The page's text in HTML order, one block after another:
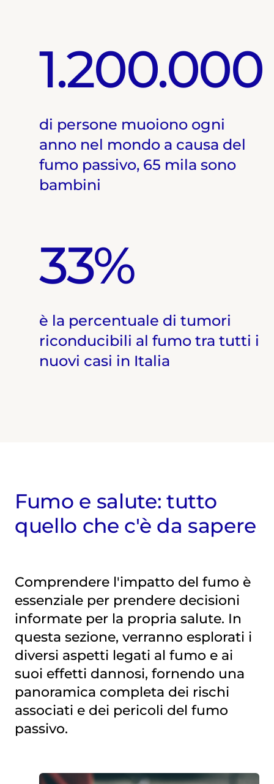
1.200.000
di persone muoiono ogni
anno nel mondo a causa del
fumo passivo, 65 mila sono
bambini
33%
è la percentuale di tumori
riconducibili al fumo tra tutti i
nuovi casi in Italia
Fumo e salute: tutto
quello che c'è da sapere
Comprendere l'impatto del fumo è
essenziale per prendere decisioni
informate per la propria salute. In
questa sezione, verranno esplorati i
diversi aspetti legati al fumo e ai
suoi effetti dannosi, fornendo una
panoramica completa dei rischi
associati e dei pericoli del fumo
passivo.